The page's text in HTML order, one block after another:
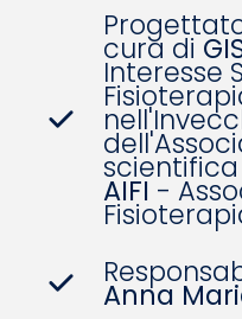
cura di
Interesse
scientifica
AIFI -
Anna